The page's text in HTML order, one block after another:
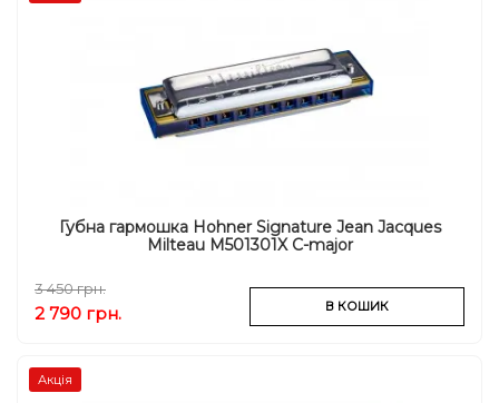
Губна гармошка Hohner Signature Jean Jacques
Milteau M501301X C-major
3 450 грн.
2 790 грн. В КОШИК
Акція